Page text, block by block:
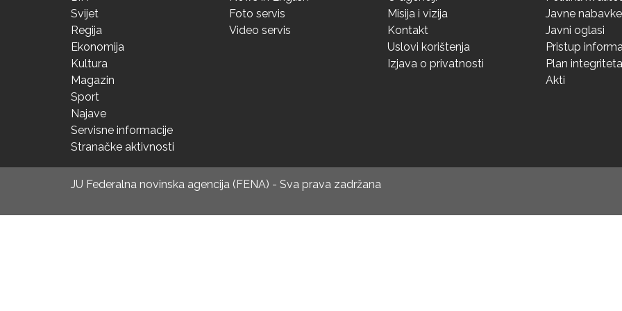
Svijet
Regija
Ekonomija
Kultura
Magazin
Sport
Najave
Servisne informacije
Stranačke aktivnosti
Foto servis
Video servis
Misija i vizija
Kontakt
Uslovi korištenja
Izjava o privatnosti
Javne nabavke
Javni oglasi
Pristup
Plan integriteta
Akti
JU Federalna novinska agencija (FENA) - Sva prava zadržana